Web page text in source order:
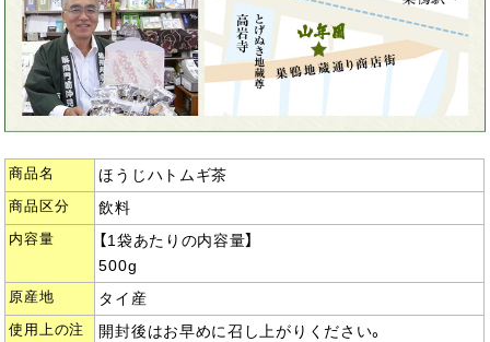
商品名 ほうじハトムギ茶
商品区分 飲料
内容量
【1袋あたりの内容量】
500g
原産地 タイ産
使用上の注
開封後はお早めに召し上がりください。